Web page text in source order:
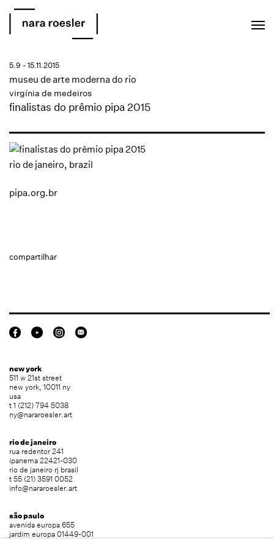
finalistas do prêmio pipa 2015
virgínia de medeiros
museu de arte moderna do rio
5.9 - 15.11.2015
rio de janeiro, brazil
pipa.org.br
compartilhar
new york
511 w 21st street
new york, 10011 ny
usa
t 1 (212) 794 5038
ny@nararoesler.art
rio de janeiro
rua redentor 241
ipanema 22421-030
rio de janeiro rj brasil
t 55 (21) 3591 0052
info@nararoesler.art
são paulo
avenida europa 655
jardim europa 01449-001